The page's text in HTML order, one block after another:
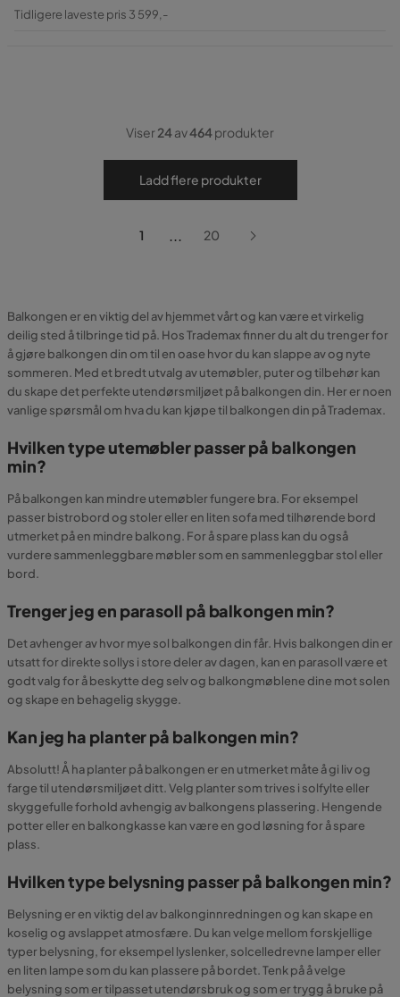
Pris
Original
Tidligere laveste pris 3 599,-
Viser24av464produkter
Ladd flere produkter
1 ... 20
Balkongen er en viktig del av hjemmet vårt og kan være et virkelig
deilig sted å tilbringe tid på. Hos Trademax finner du alt du trenger for
å gjøre balkongen din om til en oase hvor du kan slappe av og nyte
sommeren. Med et bredt utvalg av utemøbler, puter og tilbehør kan
du skape det perfekte utendørsmiljøet på balkongen din. Her er noen
vanlige spørsmål om hva du kan kjøpe til balkongen din på Trademax.
Hvilken type utemøbler passer på balkongen
min?
På balkongen kan mindre utemøbler fungere bra. For eksempel
passer bistrobord og stoler eller en liten sofa med tilhørende bord
utmerket på en mindre balkong. For å spare plass kan du også
vurdere sammenleggbare møbler som en sammenleggbar stol eller
bord.
Trenger jeg en parasoll på balkongen min?
Det avhenger av hvor mye sol balkongen din får. Hvis balkongen din er
utsatt for direkte sollys i store deler av dagen, kan en parasoll være et
godt valg for å beskytte deg selv og balkongmøblene dine mot solen
og skape en behagelig skygge.
Kan jeg ha planter på balkongen min?
Absolutt! Å ha planter på balkongen er en utmerket måte å gi liv og
farge til utendørsmiljøet ditt. Velg planter som trives i solfylte eller
skyggefulle forhold avhengig av balkongens plassering. Hengende
potter eller en balkongkasse kan være en god løsning for å spare
plass.
Hvilken type belysning passer på balkongen min?
Belysning er en viktig del av balkonginnredningen og kan skape en
koselig og avslappet atmosfære. Du kan velge mellom forskjellige
typer belysning, for eksempel lyslenker, solcelledrevne lamper eller
en liten lampe som du kan plassere på bordet. Tenk på å velge
belysning som er tilpasset utendørsbruk og som er trygg å bruke på